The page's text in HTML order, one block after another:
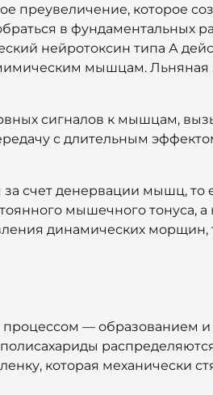
преувеличение, которое
в фундаментальных
нейротоксин типа А
мышцам. Льняная
сигналов к мышцам,
с длительным
счет денервации мышц, то
мышечного тонуса, а
динамических морщин,
процессом — образованием
которая механически